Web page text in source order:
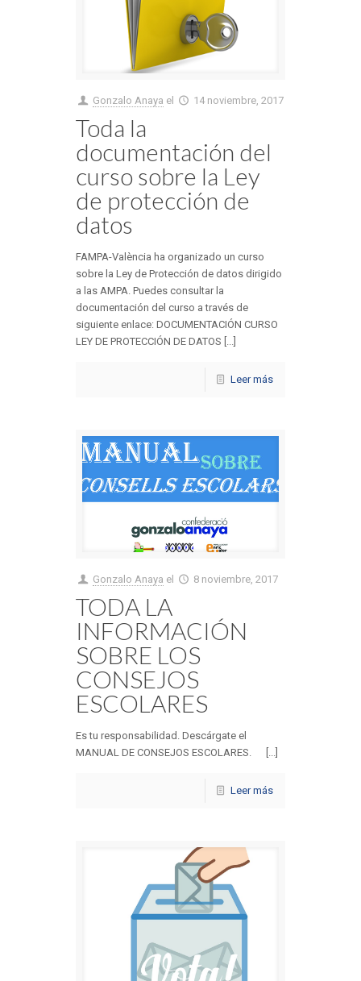
Gonzalo Anaya el 14 noviembre, 2017
Toda la
documentación del
curso sobre la Ley
de protección de
datos
FAMPA-València ha organizado un curso
sobre la Ley de Protección de datos dirigido
a las AMPA. Puedes consultar la
documentación del curso a través de
siguiente enlace: DOCUMENTACIÓN CURSO
LEY DE PROTECCIÓN DE DATOS [...]
Leer más
Gonzalo Anaya el 8 noviembre, 2017
TODA LA
INFORMACIÓN
SOBRE LOS
CONSEJOS
ESCOLARES
Es tu responsabilidad. Descárgate el
MANUAL DE CONSEJOS ESCOLARES. [...]
Leer más